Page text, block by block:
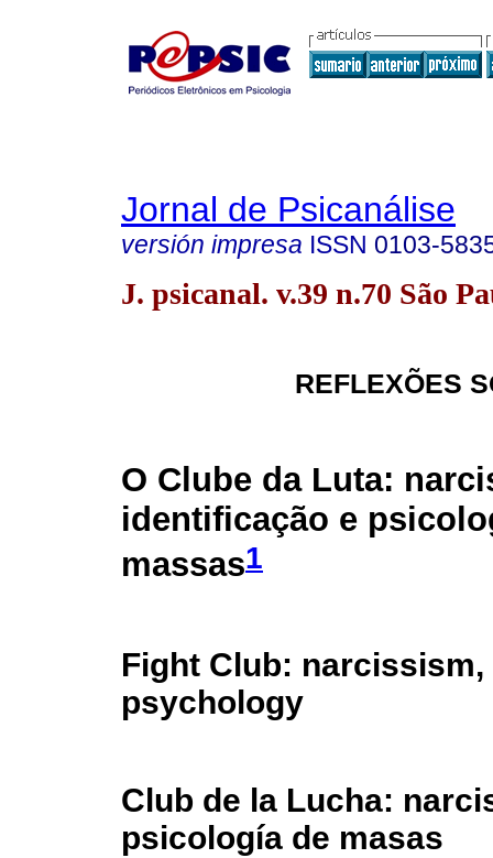
Jornal de Psicanálise
versión impresa ISSN 0103-
J. psicanal. v.39 n.70 São
REFLEXÕES
O Clube da Luta:
identificação e
massas1
Fight Club:
psychology
Club de la Lucha:
psicología de masas